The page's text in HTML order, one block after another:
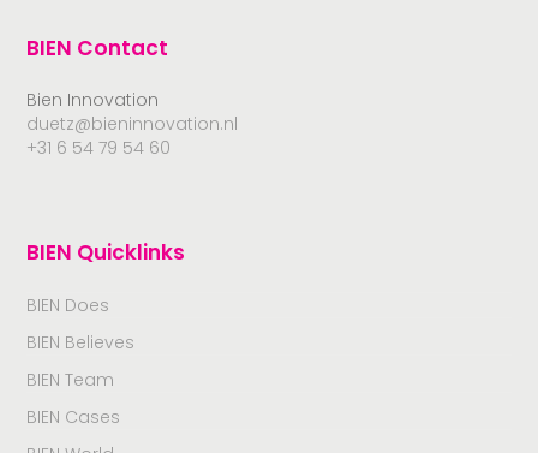
BIEN Contact
Bien Innovation
duetz@bieninnovation.nl
+31 6 54 79 54 60
BIEN Quicklinks
BIEN Does
BIEN Believes
BIEN Team
BIEN Cases